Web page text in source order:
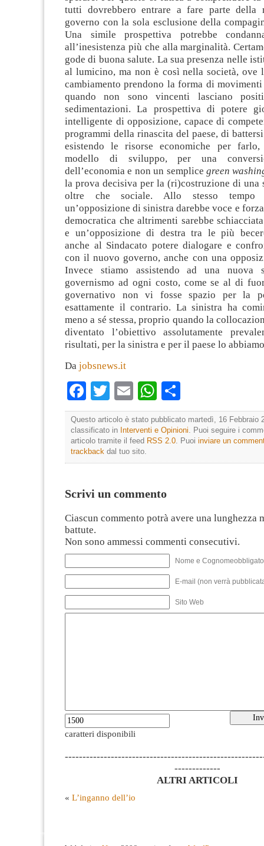
tutti dovrebbero entrare a fare parte della
governo con la sola esclusione della
Una simile prospettiva potrebbe
all’inesistenza più che alla marginalità.
gode di buona salute. La sua presenza nelle
al lumicino, ma non è così nella società, ove
cambiamento prendono la forma di
quando non sono vincenti lasciano
sedimentazioni. La prospettiva di potere
intelligente di opposizione, capace di
programmi della rinascita del paese, di
esistendo le risorse economiche per
modello di sviluppo, per una
dell’economia e non un semplice green
la prova decisiva per la (ri)costruzione di una
oltre che sociale. Allo stesso tempo
un’opposizione di sinistra darebbe voce e
democratica che altrimenti sarebbe
e un’opposizione di destra tra le più
anche al Sindacato potere dialogare e
con il nuovo governo, anche con una
Invece stiamo assistendo ad una nuova
governismo ad ogni costo, come se al di
governativo non vi fosse spazio per la
esattamente il contrario. La sinistra ha
meno a sé stessa, proprio quando la
diventato l’obiettivo assolutamente
risultati, per la sinistra e per il paese lo
Da jobsnews.it
Facebook
TwitterEmailWhatsApp
Questo articolo è stato pubblicato martedì, 16 Febbraio
classificato in Interventi e Opinioni. Puoi seguire i
articolo tramite il feed RSS 2.0. Puoi inviare un
trackback dal tuo sito.
Scrivi un commento
Ciascun commento potrà avere una lunghezza
battute.
Non sono ammessi commenti consecutivi.
Nome e
E-mail (non verrà
Sito Web
caratteri disponibili
-------------
ALTRI ARTICOLI
« L’inganno dell’io